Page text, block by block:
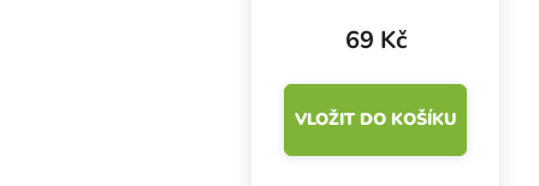
69 Kč
VLOŽIT DO KOŠÍKU